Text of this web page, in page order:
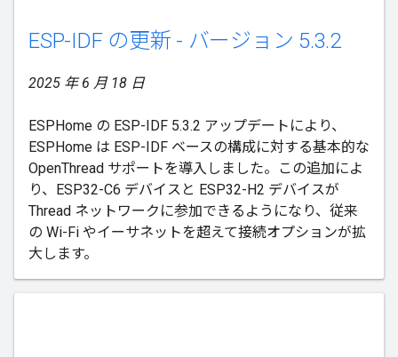
ESP-IDF の更新 - バージョン 5.3.2
2025 年 6 月 18 日
ESPHome の ESP-IDF 5.3.2 アップデートにより、
ESPHome は ESP-IDF ベースの構成に対する基本的な
OpenThread サポートを導入しました。この追加によ
り、ESP32-C6 デバイスと ESP32-H2 デバイスが
Thread ネットワークに参加できるようになり、従来
の Wi-Fi やイーサネットを超えて接続オプションが拡
大します。